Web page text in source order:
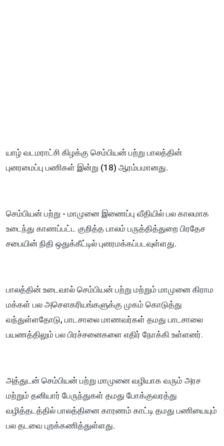
யாழ் வடமராட்சி கிழக்கு செம்பியன் பற்று பாலத்தின்
புனரமைப்பு பணிகள் இன்று (18) ஆரம்பமானது.
செம்பியன் பற்று - மாமுனை இணைப்பு வீதியில் பல காலமாக
உடைந்து காணப்பட்ட குறித்த பாலம் பருத்தித்துறை பிரதேச
சபையின் நிதி ஒதுக்கீட்டில் புனரமக்கப்படவுள்ளது.
பாலத்தின் உடைவால் செம்பியன் பற்று மற்றும் மாமுனை கிராம
மக்கள் பல அசௌகரியங்களுக்கு முகம் கொடுத்து
வந்துள்ளதோடு, பாடசாலை மாணவர்கள் தமது பாடசாலை
பயணத்திலும் பல பிரச்சனைகளை எதிர் நோக்கி உள்ளனர்.
அத்துடன் செம்பியன் பற்று மாமுனை வழியாக வரும் அரச
மற்றும் தனியார் பேருந்துகள் தமது போக்குவரத்து
வழித்தடத்தில் பாலத்தினை காரணம் காட்டி தமது பணியையும்
பல தடவை புறக்கணித்துள்ளது.